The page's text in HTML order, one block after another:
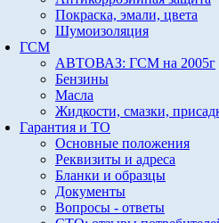
Покраска, эмали, цвета
Шумоизоляция
ГСМ
АВТОВАЗ: ГСМ на 2005г
Бензины
Масла
Жидкости, смазки,
Гарантия и ТО
Основные положения
Реквизиты и адреса
Бланки и образцы
Документы
Вопросы - ответы